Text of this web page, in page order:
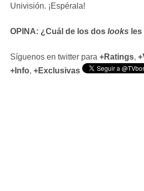
Univisión. ¡Espérala!
OPINA: ¿Cuál de los dos looks
Síguenos en twitter para +Ratings,
+Info, +Exclusivas